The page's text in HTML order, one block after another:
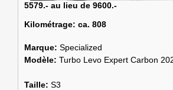
5579.- au lieu de 9600.-
Kilométrage: ca. 808
Marque: Specialized
Modèle: Turbo Levo Expert Carbon
Taille: S3